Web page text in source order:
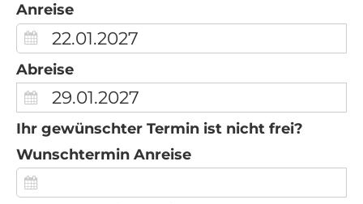
Anreise
Abreise
Ihr gewünschter Termin ist nicht frei?
Wunschtermin Anreise